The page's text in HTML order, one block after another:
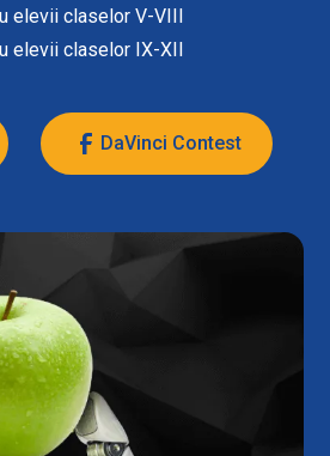
elevii claselor V-VIII
elevii claselor IX-XII
DaVinci Contest